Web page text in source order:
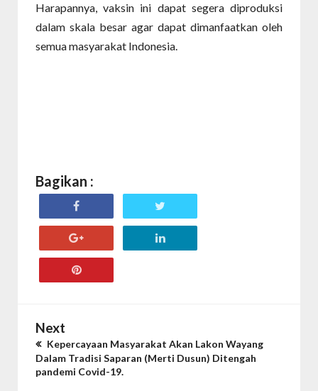
Harapannya, vaksin ini dapat segera diproduksi
dalam skala besar agar dapat dimanfaatkan oleh
semua masyarakat Indonesia.
Bagikan :
Next
Kepercayaan Masyarakat Akan Lakon Wayang
Dalam Tradisi Saparan (Merti Dusun) Ditengah
pandemi Covid-19.